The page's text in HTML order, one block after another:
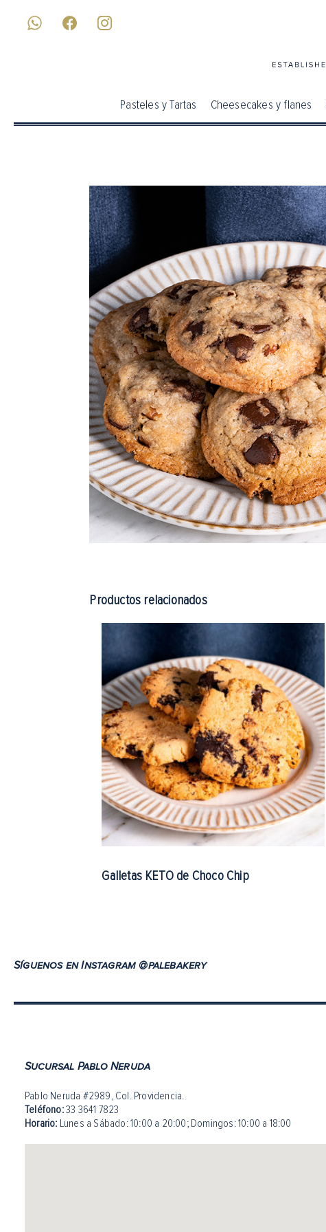
Pasteles y Tartas Cheesecakes y flanes
Productos relacionados
Galletas KETO de Choco Chip
Síguenos en Instagram @palebakery
Sucursal Pablo Neruda
Pablo Neruda #2989, Col. Providencia.
Teléfono:33 3641 7823
Horario: Lunes a Sábado: 10:00 a 20:00; Domingos: 10:00 a 18:00